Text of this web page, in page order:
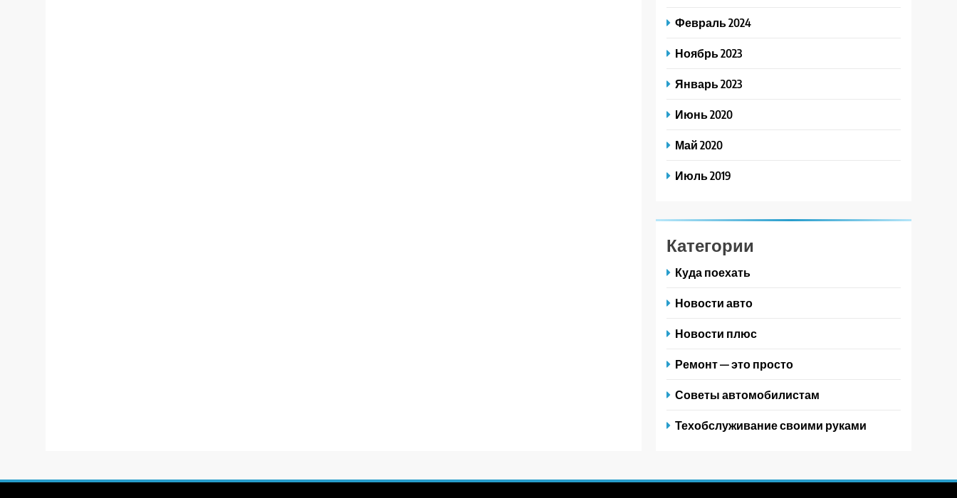
Февраль 2024
Ноябрь 2023
Январь 2023
Июнь 2020
Май 2020
Июль 2019
Категории
Куда поехать
Новости авто
Новости плюс
Ремонт — это просто
Советы автомобилистам
Техобслуживание своими руками